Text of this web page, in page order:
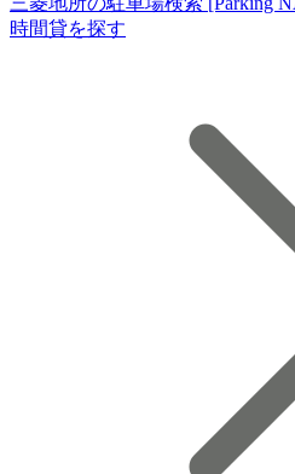
時間貸を探す